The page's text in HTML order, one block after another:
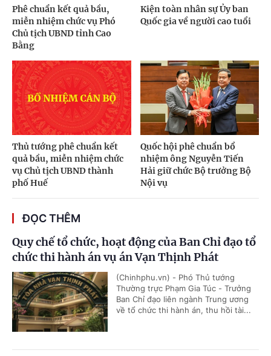
Phê chuẩn kết quả bầu,
miễn nhiệm chức vụ Phó
Chủ tịch UBND tỉnh Cao
Bằng
Kiện toàn nhân sự Ủy ban
Quốc gia về người cao tuổi
Thủ tướng phê chuẩn kết
quả bầu, miễn nhiệm chức
vụ Chủ tịch UBND thành
phố Huế
Quốc hội phê chuẩn bổ
nhiệm ông Nguyễn Tiến
Hải giữ chức Bộ trưởng Bộ
Nội vụ
ĐỌC THÊM
Quy chế tổ chức, hoạt động của Ban Chỉ đạo tổ
chức thi hành án vụ án Vạn Thịnh Phát
(Chinhphu.vn) - Phó Thủ tướng
Thường trực Phạm Gia Túc - Trưởng
Ban Chỉ đạo liên ngành Trung ương
về tổ chức thi hành án, thu hồi tài...